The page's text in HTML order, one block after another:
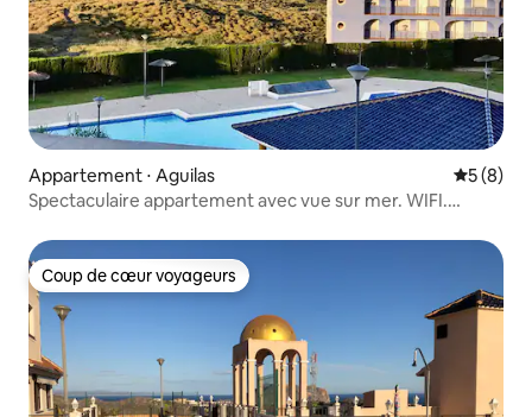
Appartement ⋅ Aguilas
5 (8)
Spectaculaire appartement avec vue sur mer. WIFI.
Coup de cœur voyageurs
Coup de cœur voyageurs